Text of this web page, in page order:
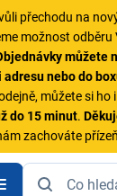
přechodu na
možnost
můžete
nebo do
můžete si ho
do 15 minut.
zachováte